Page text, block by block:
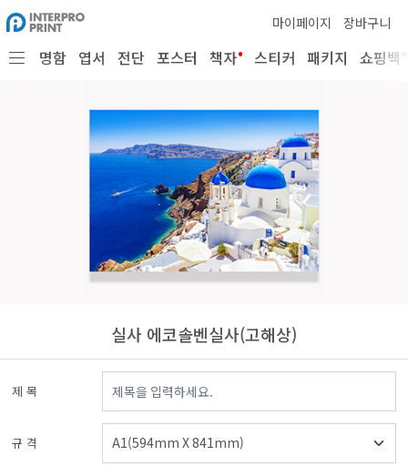
마이페이지 장바구니
명함 엽서 전단 포스터 책자• 스티커 패키지 쇼핑백•
실사 에코솔벤실사(고해상)
제 목
규 격